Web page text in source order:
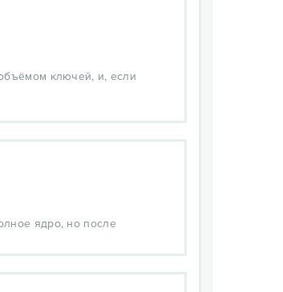
ключей, и, если
ядро, но после